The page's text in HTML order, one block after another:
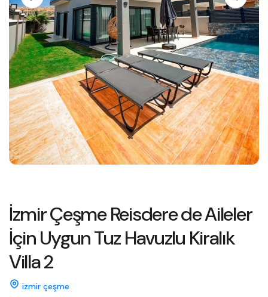
İzmir Çeşme Reisdere de Aileler
İçin Uygun Tuz Havuzlu Kiralık
Villa 2
izmir çeşme